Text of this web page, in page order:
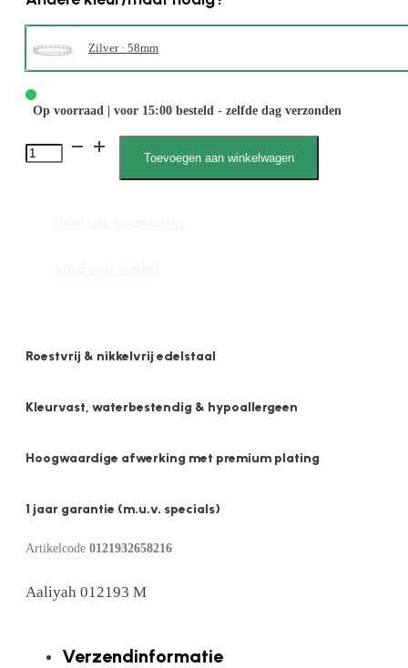
Zilver · 58mm
Op voorraad | voor 15:00 besteld - zelfde dag verzonden
Aaliyah
Toevoegen aan winkelwagen
Roestvrij & nikkelvrij edelstaal
Kleurvast, waterbestendig & hypoallergeen
Hoogwaardige afwerking met premium plating
1 jaar garantie (m.u.v. specials)
Artikelcode 0121932658216
Aaliyah 012193 M
Verzendinformatie